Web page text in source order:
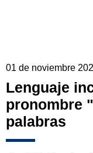
01 de noviembre
Lenguaje
pronombre
palabras